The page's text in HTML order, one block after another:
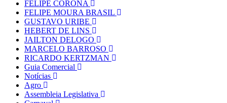
FELIPE CORONA
FELIPE MOURA BRASIL
GUSTAVO URIBE
HEBERT DE LINS
JAILTON DELOGO
MARCELO BARROSO
RICARDO KERTZMAN
Guia Comercial
Notícias
Agro
Assembleia Legislativa